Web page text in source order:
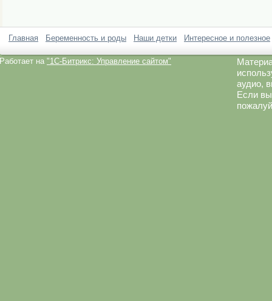
Главная Беременность и роды Наши детки Интересное и полезное
Работает на "1C-Битрикс: Управление сайтом"
аудио,
Если вы